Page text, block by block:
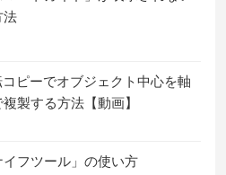
法
コピーでオブジェクト中心を軸
製する方法【動画】
イフツール」の使い方